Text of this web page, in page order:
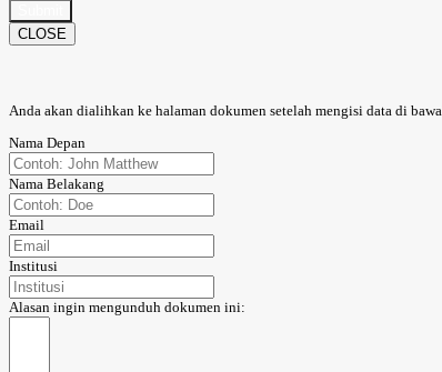
CLOSE
Anda akan dialihkan ke halaman dokumen setelah mengisi data di
Nama Depan
Nama Belakang
Email
Institusi
Alasan ingin mengunduh dokumen ini: